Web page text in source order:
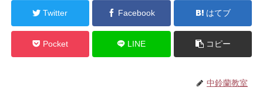
Twitter Facebook はてブ
Pocket LINE コピー
中鈴蘭教室